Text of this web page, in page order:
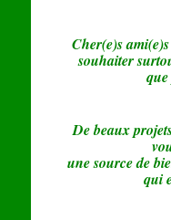
Cher(e)s
souhaiter s
De beaux
une source de
qui